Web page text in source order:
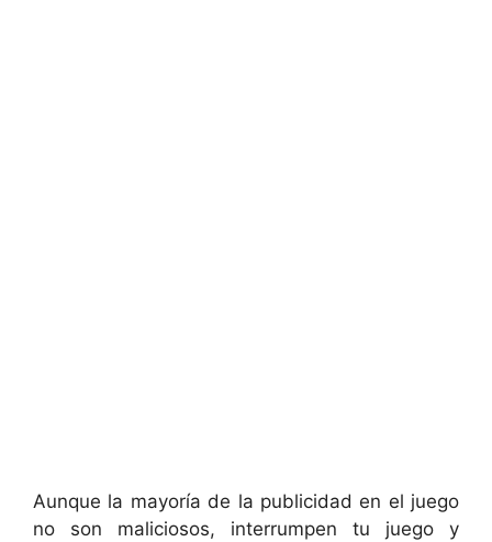
Aunque la mayoría de la publicidad en el juego
no son maliciosos, interrumpen tu juego y